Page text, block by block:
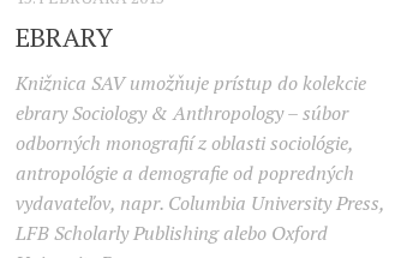
EBRARY
Knižnica SAV umožňuje prístup do kolekcie
ebrary Sociology & Anthropology – súbor
odborných monografií z oblasti sociológie,
antropológie a demografie od popredných
vydavateľov, napr. Columbia University Press,
LFB Scholarly Publishing alebo Oxford